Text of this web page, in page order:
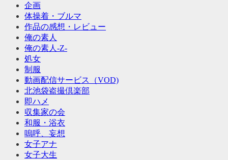
企画
体操着・ブルマ
作品の感想・レビュー
俺の素人
俺の素人-Z-
処女
制服
動画配信サービス（VOD)
北池袋盗撮倶楽部
即ハメ
収集家の会
和服・浴衣
嗚呼、妄想
女子アナ
女子大生